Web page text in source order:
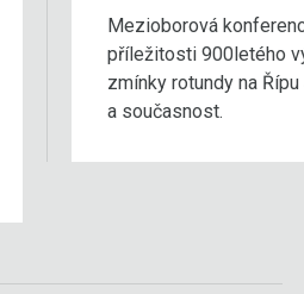
Mezioborová
příležitosti 900letého
zmínky rotundy na
a současnost.